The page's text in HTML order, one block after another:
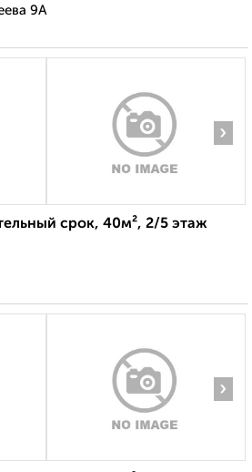
9А
›
срок, 40м², 2/5 этаж
›